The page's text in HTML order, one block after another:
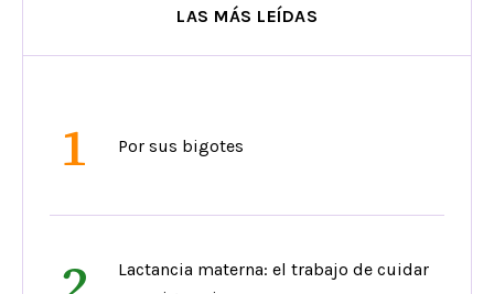
LAS MÁS LEÍDAS
1 Por sus bigotes
Lactancia materna: el trabajo de cuidar